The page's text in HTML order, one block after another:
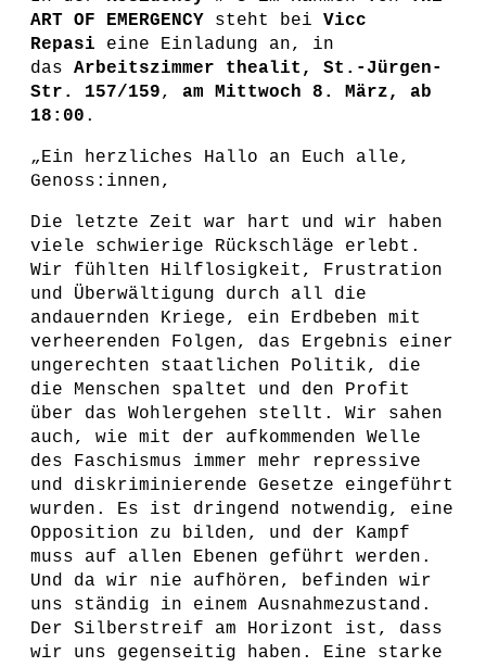
ART OF EMERGENCY steht bei Vicc
Repasi eine Einladung an, in
das Arbeitszimmer thealit, St.-Jürgen-
Str. 157/159, am Mittwoch 8. März, ab
18:00 .
„Ein herzliches Hallo an Euch alle,
Genoss:innen,
Die letzte Zeit war hart und wir haben
viele schwierige Rückschläge erlebt.
Wir fühlten Hilflosigkeit, Frustration
und Überwältigung durch all die
andauernden Kriege, ein Erdbeben mit
verheerenden Folgen, das Ergebnis einer
ungerechten staatlichen Politik, die
die Menschen spaltet und den Profit
über das Wohlergehen stellt. Wir sahen
auch, wie mit der aufkommenden Welle
des Faschismus immer mehr repressive
und diskriminierende Gesetze eingeführt
wurden. Es ist dringend notwendig, eine
Opposition zu bilden, und der Kampf
muss auf allen Ebenen geführt werden.
Und da wir nie aufhören, befinden wir
uns ständig in einem Ausnahmezustand.
Der Silberstreif am Horizont ist, dass
wir uns gegenseitig haben. Eine starke